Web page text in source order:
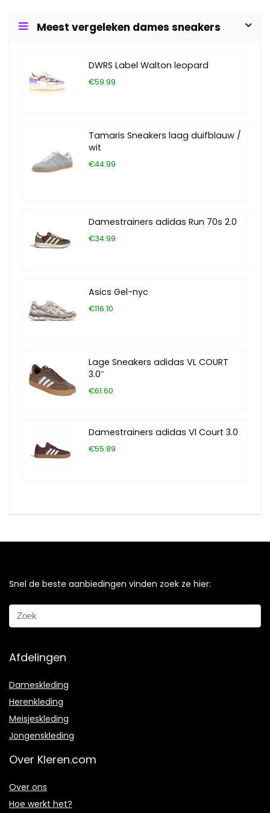
Meest vergeleken dames sneakers
DWRS Label Walton leopard
€59.99
Tamaris Sneakers laag duifblauw /
wit
€44.99
Damestrainers adidas Run 70s 2.0
€34.99
Asics Gel-nyc
€116.10
Lage Sneakers adidas VL COURT
3.0″
€61.60
Damestrainers adidas Vl Court 3.0
€55.89
Snel de beste aanbiedingen vinden zoek ze hier:
Afdelingen
Dameskleding
Herenkleding
Meisjeskleding
Jongenskleding
Over Kleren.com
Over ons
Hoe werkt het?